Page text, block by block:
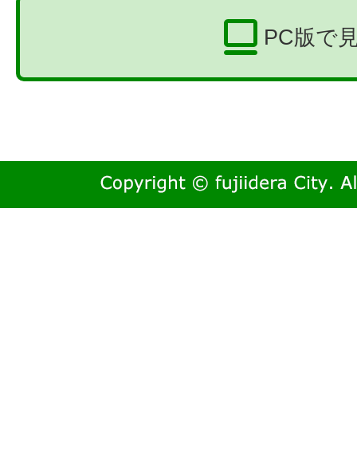
PC版で